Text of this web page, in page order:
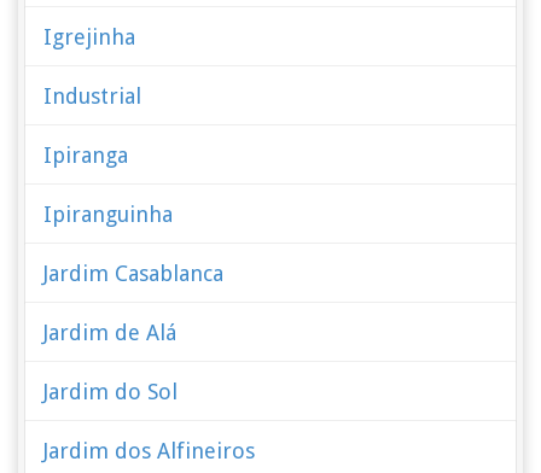
Igrejinha
Industrial
Ipiranga
Ipiranguinha
Jardim Casablanca
Jardim de Alá
Jardim do Sol
Jardim dos Alfineiros